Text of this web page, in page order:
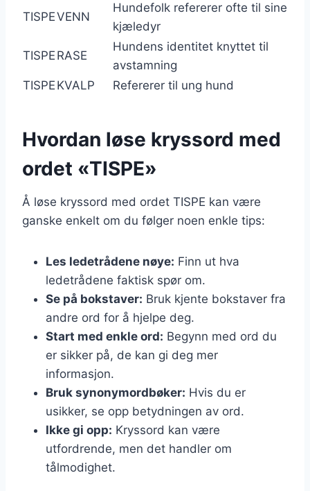
TISPEVENN
Hundefolk refererer ofte til sine
kjæledyr
TISPE RASE
Hundens identitet knyttet til
avstamning
TISPE KVALP Refererer til ung hund
Hvordan løse kryssord med
ordet «TISPE»
Å løse kryssord med ordet TISPE kan være
ganske enkelt om du følger noen enkle tips:
Les ledetrådene nøye: Finn ut hva
ledetrådene faktisk spør om.
Se på bokstaver: Bruk kjente bokstaver fra
andre ord for å hjelpe deg.
Start med enkle ord: Begynn med ord du
er sikker på, de kan gi deg mer
informasjon.
Bruk synonymordbøker: Hvis du er
usikker, se opp betydningen av ord.
Ikke gi opp: Kryssord kan være
utfordrende, men det handler om
tålmodighet.